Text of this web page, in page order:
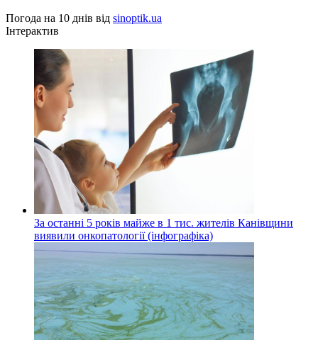
Погода на 10 днів від sinoptik.ua
Інтерактив
За останні 5 років майже в 1 тис. жителів Канівщини
виявили онкопатології (інфографіка)